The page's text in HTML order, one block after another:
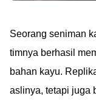
Seorang seniman
timnya berhasil
bahan kayu.
aslinya, tetapi juga